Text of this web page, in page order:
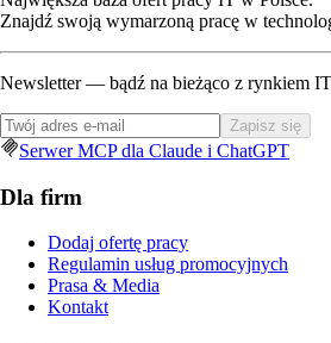
Znajdź swoją wymarzoną pracę w
Newsletter — bądź na bieżąco z rynkiem IT
Zapisz się
Serwer MCP dla Claude i ChatGPT
Dla firm
Dodaj ofertę pracy
Regulamin usług promocyjnych
Prasa & Media
Kontakt